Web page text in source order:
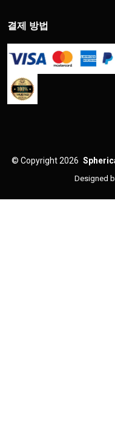
결제 방법
© Copyright 2026
Designed